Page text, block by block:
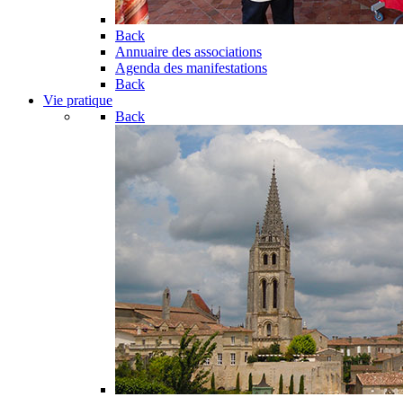
Back
Annuaire des associations
Agenda des manifestations
Back
Vie pratique
Back